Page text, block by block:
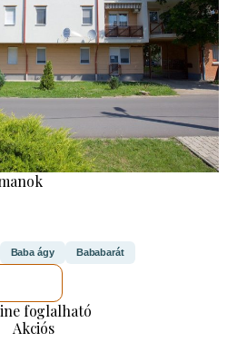
Baba ágy Bababarát
foglalható
Akciós